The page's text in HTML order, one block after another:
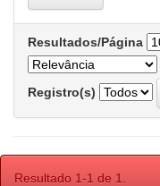
Resultados/Página
Registro(s)
Resultado 1-1 de 1.